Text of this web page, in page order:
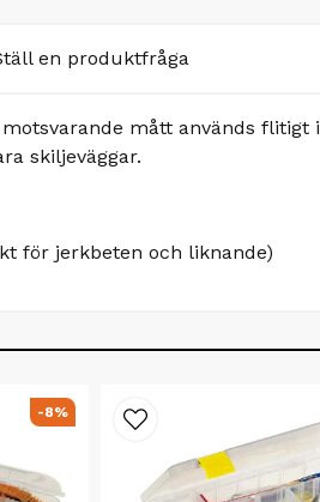
en produktfråga
mått används flitigt i
skiljeväggar.
för jerkbeten och liknande)
-8%